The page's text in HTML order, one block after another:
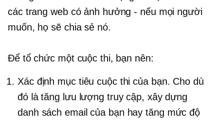
các trang web có ảnh hưởng - nếu mọi người
muốn, họ sẽ chia sẻ nó.
Để tổ chức một cuộc thi, bạn nên:
Xác định mục tiêu cuộc thi của bạn. Cho dù
đó là tăng lưu lượng truy cập, xây dựng
danh sách email của bạn hay tăng mức độ